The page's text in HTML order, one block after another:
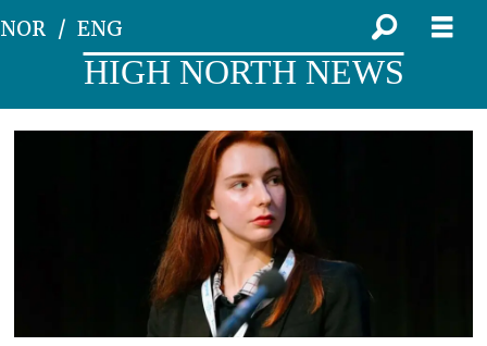
NOR ENG
HIGH NORTH NEWS
bærekraftig
økonomisk
utvikling